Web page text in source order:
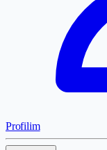
Profilim